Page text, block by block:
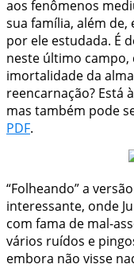
aos fenômenos
sua família, além de,
por ele estudada. É
neste último campo,
imortalidade da
reencarnação? Está
mas também pode
PDF.
“Folheando” a
interessante, onde
com fama de mal-
vários ruídos e
embora não visse